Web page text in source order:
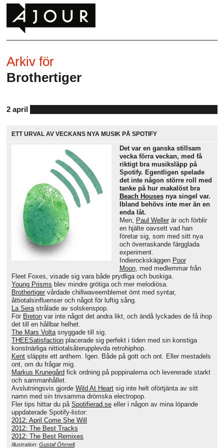
Arkiv för
Brothertiger
2 april
ETT URVAL AV VECKANS NYA MUSIK PÅ SPOTIFY
Det var en ganska stillsam
vecka förra veckan, med få
riktigt bra musiksläpp på
Spotify. Egentligen spelade
det inte någon större roll med
tanke på hur makalöst bra
Beach Housesnya singel var.
Ibland behövs inte mer än en
enda låt.
Men,
Paul Wellerär och förblir
en hjälte oavsett vad han
företar sig, som med sitt nya
och överraskande färgglada
experiment.
Indierockskäggen Poor
Moon, med medlemmar från
Fleet Foxes, visade sig vara både prydliga och buskiga.
Young Prisms blev mindre grötiga och mer melodiösa.
Brothertiger vårdade chillwaveemblemet ömt med syntar,
åttiotalsinfluenser och något för luftig sång.
La Sera strålade av solskenspop.
För Breton var inte något det andra likt, och ändå lyckades de få ihop
det till en hållbar helhet.
The Mars Volta snyggade till sig.
THEESatisfaction placerade sig perfekt i tiden med sin konstiga
konstnärliga nittiotalsåterupplevda retrohiphop.
Kent släppte ett anthem. Igen. Både på gott och ont. Eller mestadels
ont, om du frågar mig.
Markus Krunegård fick ordning på poppinalerna och levererade starkt
och sammanhållet.
Avslutningsvis gjorde Wild At Heart sig inte helt oförtjänta av sitt
namn med sin trivsamma drömska electropop.
Fler tips hittar du på Spotifierad.se eller i någon av mina löpande
uppdaterade Spotify-listor:
2012: April Come She Will
2012: The Best Tracks
2012: The Best Remixes
Illustration: Gustaf Öhrnell.